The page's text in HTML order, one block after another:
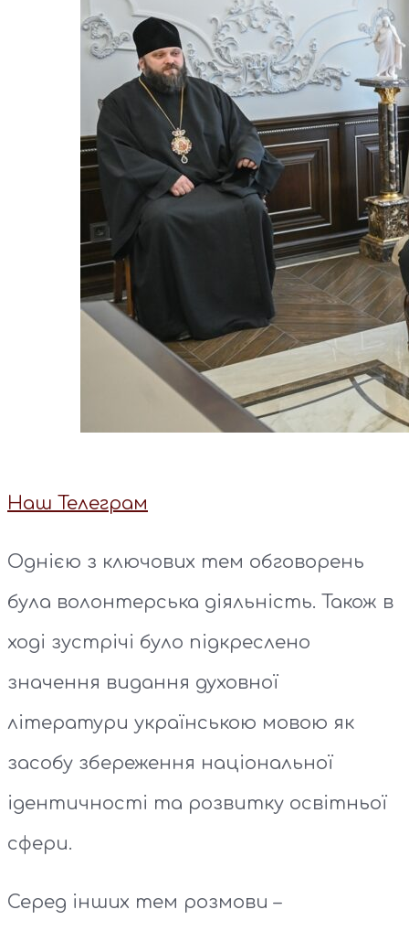
Наш Телеграм
Однією з ключових тем обговорень
була волонтерська діяльність. Також в
ході зустрічі було підкреслено
значення видання духовної
літератури українською мовою як
засобу збереження національної
ідентичності та розвитку освітньої
сфери.
Серед інших тем розмови –